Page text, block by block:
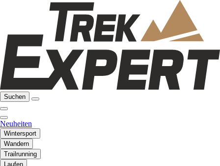
Suchen
Neuheiten
Wintersport
Wandern
Trailrunning
Laufen